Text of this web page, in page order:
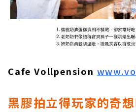
Cafe Vollpension
黑膠拍立得玩家的奇